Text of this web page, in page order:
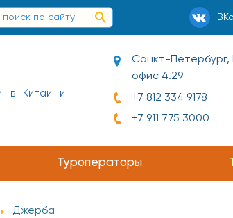
в Китай и
Санкт-Петербург,
офис 4.29
+7 812 334 9178
+7 911 775 3000
Туроператоры
Джерба